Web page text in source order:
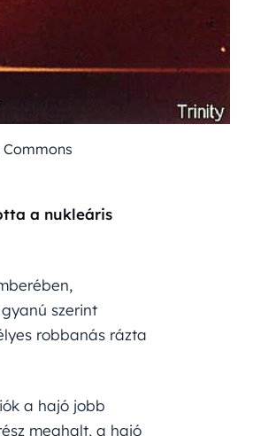
a nukleáris
szerint
robbanás rázta
a hajó jobb
meghalt, a hajó